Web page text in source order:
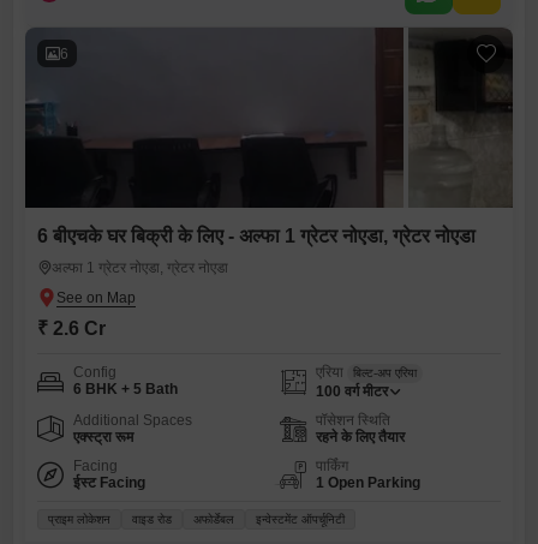
6
6 बीएचके घर बिक्री के लिए - अल्फा 1 ग्रेटर नोएडा, ग्रेटर नोएडा
अल्फा 1 ग्रेटर नोएडा, ग्रेटर नोएडा
₹ 2.6 Cr
Config
6 BHK + 5 Bath
एरिया बिल्ट-अप एरिया
100 वर्ग मीटर
Additional Spaces
एक्स्ट्रा रूम
पॉसेशन स्थिति
रहने के लिए तैयार
Facing
ईस्ट Facing
पार्किंग
1 Open Parking
प्राइम लोकेशन वाइड रोड अफोर्डेबल इन्वेस्टमेंट ऑपर्चूनिटी